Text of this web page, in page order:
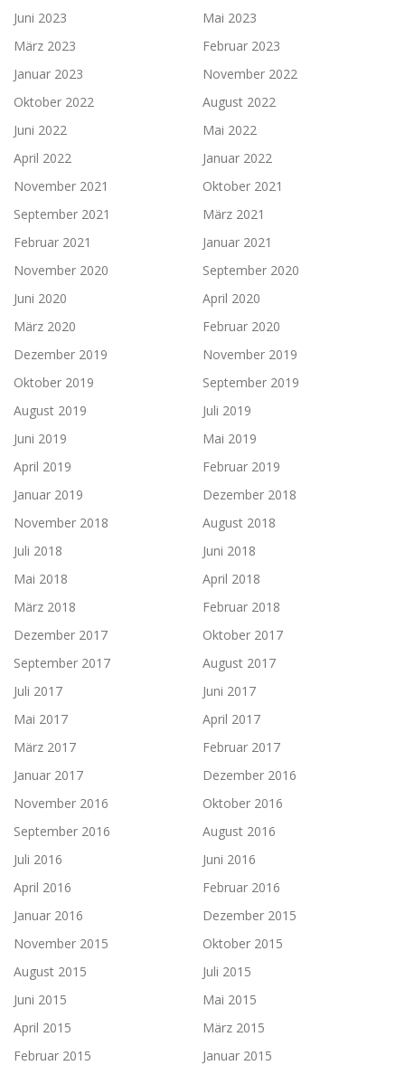
Juni 2023
Mai 2023
März 2023
Februar 2023
Januar 2023
November 2022
Oktober 2022
August 2022
Juni 2022
Mai 2022
April 2022
Januar 2022
November 2021
Oktober 2021
September 2021
März 2021
Februar 2021
Januar 2021
November 2020
September 2020
Juni 2020
April 2020
März 2020
Februar 2020
Dezember 2019
November 2019
Oktober 2019
September 2019
August 2019
Juli 2019
Juni 2019
Mai 2019
April 2019
Februar 2019
Januar 2019
Dezember 2018
November 2018
August 2018
Juli 2018
Juni 2018
Mai 2018
April 2018
März 2018
Februar 2018
Dezember 2017
Oktober 2017
September 2017
August 2017
Juli 2017
Juni 2017
Mai 2017
April 2017
März 2017
Februar 2017
Januar 2017
Dezember 2016
November 2016
Oktober 2016
September 2016
August 2016
Juli 2016
Juni 2016
April 2016
Februar 2016
Januar 2016
Dezember 2015
November 2015
Oktober 2015
August 2015
Juli 2015
Juni 2015
Mai 2015
April 2015
März 2015
Februar 2015
Januar 2015